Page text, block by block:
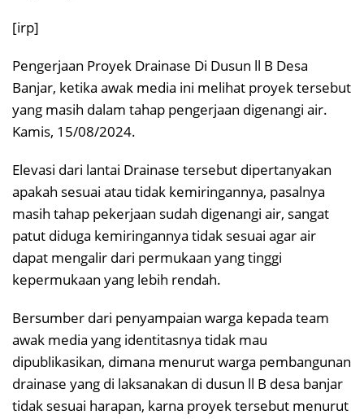
[irp]
Pengerjaan Proyek Drainase Di Dusun ll B Desa
Banjar, ketika awak media ini melihat proyek tersebut
yang masih dalam tahap pengerjaan digenangi air.
Kamis, 15/08/2024.
Elevasi dari lantai Drainase tersebut dipertanyakan
apakah sesuai atau tidak kemiringannya, pasalnya
masih tahap pekerjaan sudah digenangi air, sangat
patut diduga kemiringannya tidak sesuai agar air
dapat mengalir dari permukaan yang tinggi
kepermukaan yang lebih rendah.
Bersumber dari penyampaian warga kepada team
awak media yang identitasnya tidak mau
dipublikasikan, dimana menurut warga pembangunan
drainase yang di laksanakan di dusun ll B desa banjar
tidak sesuai harapan, karna proyek tersebut menurut